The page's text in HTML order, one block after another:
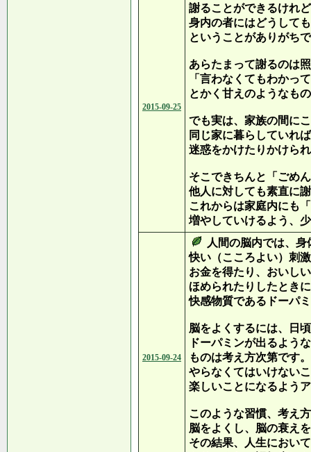
2015-09-25
謝ることができるけれ
身内の者にはどうして
ということがありがち
あらたまって謝るのは
「言わなくてもわかっ
とかく甘えのようなも
でも実は、家族の間に
同じ家に暮らしていれ
迷惑をかけたりかけら
そこできちんと「ごめ
他人に対しても素直に
これからは家庭内にも
増やしていけるよう、
2015-09-24
人間の脳内では、
快い（こころよい）刺
お金を得たり、おいし
ほめられたりしたとき
快感物質であるドーパ
脳をよくするには、日
ドーパミンが出るよう
ものは考え方次第です。
やらなくてはいけない
楽しいことになるよう
このような習慣、考え
脳をよくし、脳の衰え
その結果、人生におい